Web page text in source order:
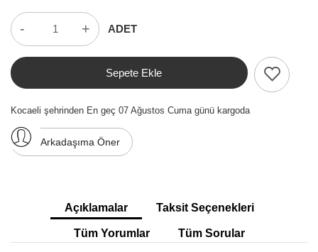
- + ADET
Sepete Ekle
Kocaeli şehrinden En geç 07 Ağustos Cuma günü kargoda
Arkadaşıma Öner
Açıklamalar Taksit Seçenekleri
Tüm Yorumlar Tüm Sorular